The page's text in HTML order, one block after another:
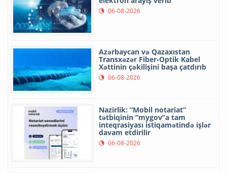
06-08-2026
Azərbaycan və Qazaxıstan
Transxəzər Fiber-Optik Kabel
Xəttinin çəkilişini başa çatdırıb
06-08-2026
Nazirlik: “Mobil notariat”
tətbiqinin “mygov”a tam
inteqrasiyası istiqamətində işlər
davam etdirilir
06-08-2026